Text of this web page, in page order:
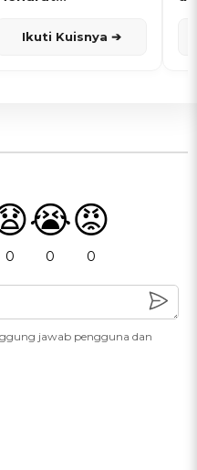
Ikuti Kuisnya ➔
0
😭
0
😡
0
jawab pengguna dan